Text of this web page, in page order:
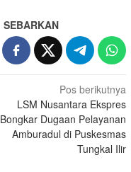
SEBARKAN
Pos berikutnya
LSM Nusantara Ekspres
Bongkar Dugaan Pelayanan
Amburadul di Puskesmas
Tungkal Ilir